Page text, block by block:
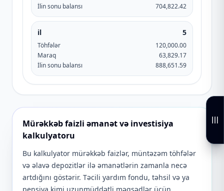
İlin sonu balansı
704,822.42
il 5
Töhfələr
120,000.00
Maraq
63,829.17
İlin sonu balansı
888,651.59
Mürəkkəb faizli əmanət və investisiya
kalkulyatoru
Bu kalkulyator mürəkkəb faizlər, müntəzəm töhfələr
və əlavə depozitlər ilə əmanətlərin zamanla necə
artdığını göstərir. Təcili yardım fondu, təhsil və ya